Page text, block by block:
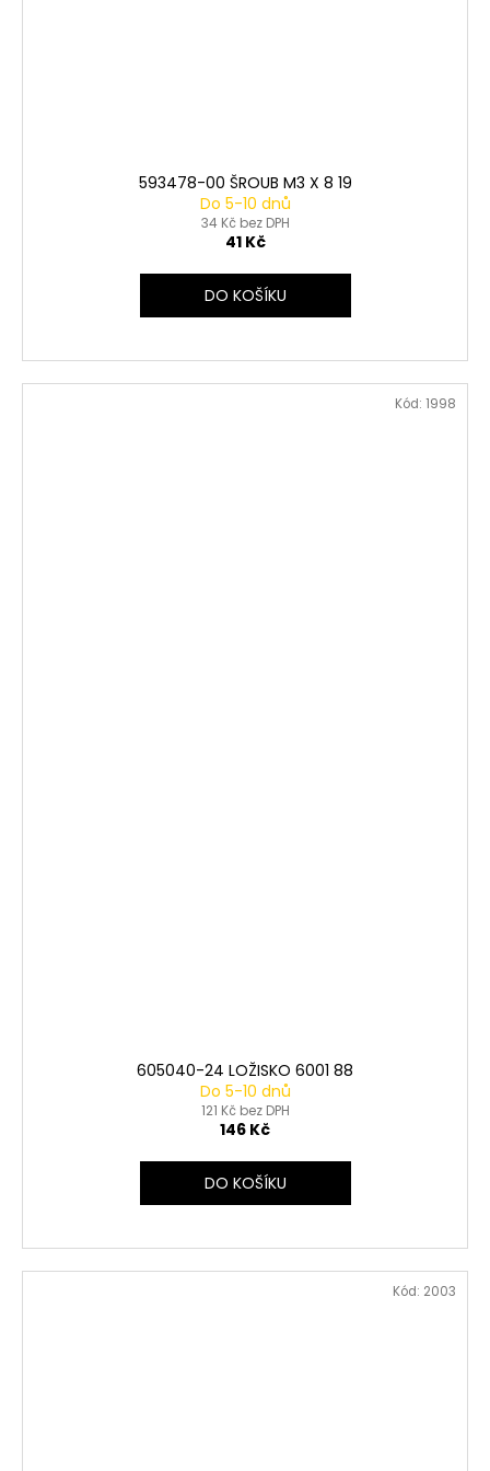
593478-00 ŠROUB M3 X 8 19
Do 5-10 dnů
34 Kč bez DPH
41 Kč
DO KOŠÍKU
605040-24 LOŽISKO 6001 88
Do 5-10 dnů
121 Kč bez DPH
146 Kč
DO KOŠÍKU
Kód: 1998
Kód: 2003